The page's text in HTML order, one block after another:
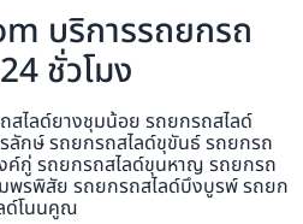
บริการรถยกรถ
ชั่วโมง
สไลด์ยางชุมน้อย รถยกรถสไลด์
กษ์ รถยกรถสไลด์ขุขันธ์ รถยกรถ
ค์กู่ รถยกรถสไลด์ขุนหาญ รถยกรถ
พรพิสัย รถยกรถสไลด์บึงบูรพ์ รถยก
ด์โนนคูณ